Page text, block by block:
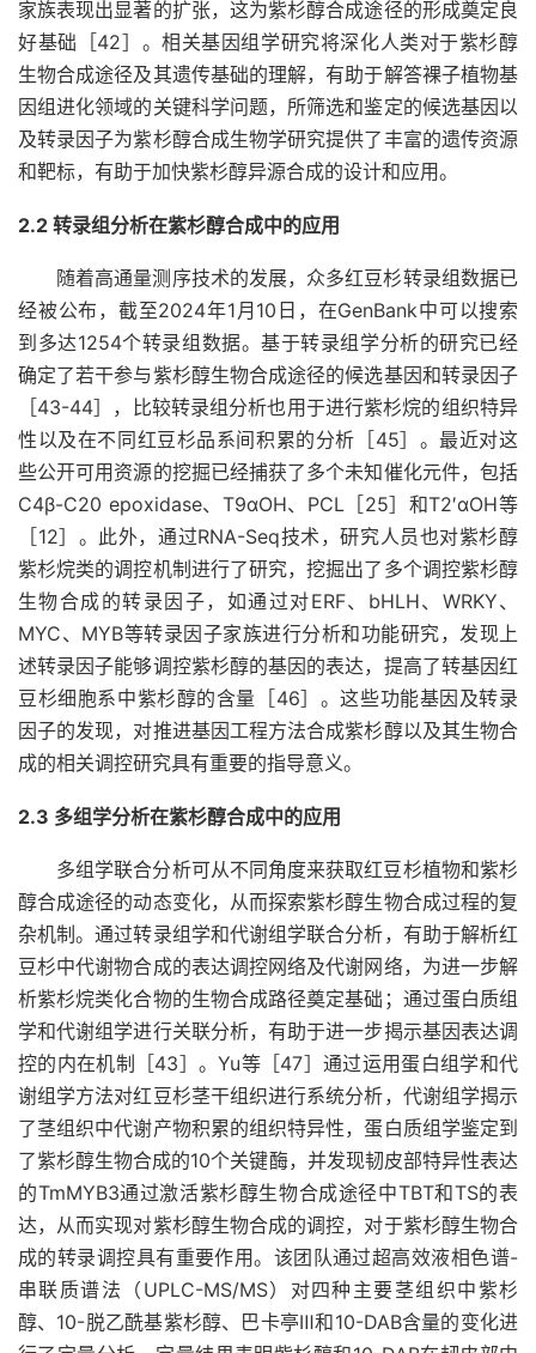
家族表现出显著的扩张，这为紫杉醇合成途径的形成奠定良
好基础［42］。相关基因组学研究将深化人类对于紫杉醇
生物合成途径及其遗传基础的理解，有助于解答裸子植物基
因组进化领域的关键科学问题，所筛选和鉴定的候选基因以
及转录因子为紫杉醇合成生物学研究提供了丰富的遗传资源
和靶标，有助于加快紫杉醇异源合成的设计和应用。
2.2 转录组分析在紫杉醇合成中的应用
随着高通量测序技术的发展，众多红豆杉转录组数据已
经被公布，截至2024年1月10日，在GenBank中可以搜索
到多达1254个转录组数据。基于转录组学分析的研究已经
确定了若干参与紫杉醇生物合成途径的候选基因和转录因子
［43-44］，比较转录组分析也用于进行紫杉烷的组织特异
性以及在不同红豆杉品系间积累的分析［45］。最近对这
些公开可用资源的挖掘已经捕获了多个未知催化元件，包括
C4β-C20 epoxidase、T9αOH、PCL［25］和T2′αOH等
［12］。此外，通过RNA-Seq技术，研究人员也对紫杉醇
紫杉烷类的调控机制进行了研究，挖掘出了多个调控紫杉醇
生物合成的转录因子，如通过对ERF、bHLH、WRKY、
MYC、MYB等转录因子家族进行分析和功能研究，发现上
述转录因子能够调控紫杉醇的基因的表达，提高了转基因红
豆杉细胞系中紫杉醇的含量［46］。这些功能基因及转录
因子的发现，对推进基因工程方法合成紫杉醇以及其生物合
成的相关调控研究具有重要的指导意义。
2.3 多组学分析在紫杉醇合成中的应用
多组学联合分析可从不同角度来获取红豆杉植物和紫杉
醇合成途径的动态变化，从而探索紫杉醇生物合成过程的复
杂机制。通过转录组学和代谢组学联合分析，有助于解析红
豆杉中代谢物合成的表达调控网络及代谢网络，为进一步解
析紫杉烷类化合物的生物合成路径奠定基础；通过蛋白质组
学和代谢组学进行关联分析，有助于进一步揭示基因表达调
控的内在机制［43］。Yu等［47］通过运用蛋白组学和代
谢组学方法对红豆杉茎干组织进行系统分析，代谢组学揭示
了茎组织中代谢产物积累的组织特异性，蛋白质组学鉴定到
了紫杉醇生物合成的10个关键酶，并发现韧皮部特异性表达
的TmMYB3通过激活紫杉醇生物合成途径中TBT和TS的表
达，从而实现对紫杉醇生物合成的调控，对于紫杉醇生物合
成的转录调控具有重要作用。该团队通过超高效液相色谱-
串联质谱法（UPLC-MS/MS）对四种主要茎组织中紫杉
醇、10-脱乙酰基紫杉醇、巴卡亭Ⅲ和10-DAB含量的变化进